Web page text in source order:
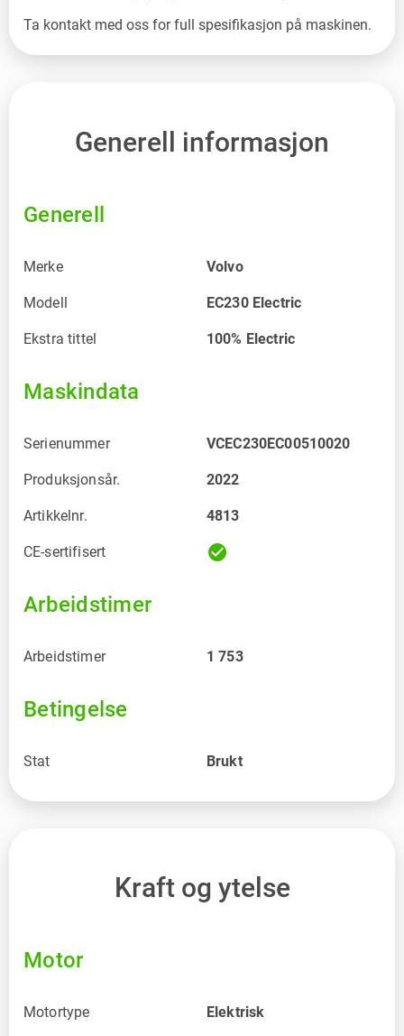
Ta kontakt med oss for full spesifikasjon på maskinen.
Generell informasjon
Generell
Merke Volvo
Modell EC230 Electric
Ekstra tittel 100% Electric
Maskindata
Serienummer VCEC230EC00510020
Produksjonsår. 2022
Artikkelnr. 4813
CE-sertifisert check_circle
Arbeidstimer
Arbeidstimer 1 753
Betingelse
Stat Brukt
Kraft og ytelse
Motor
Motortype Elektrisk